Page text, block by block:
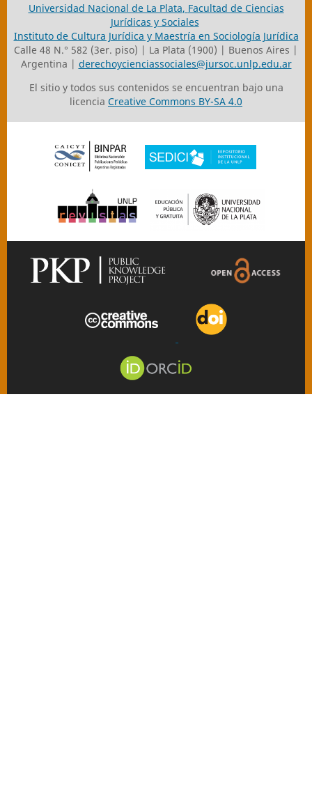
Universidad Nacional de La Plata, Facultad de Ciencias
Jurídicas y Sociales
Instituto de Cultura Jurídica y Maestría en Sociología Jurídica
Calle 48 N.° 582 (3er. piso) | La Plata (1900) | Buenos Aires |
Argentina | derechoycienciassociales@jursoc.unlp.edu.ar
El sitio y todos sus contenidos se encuentran bajo una
licencia Creative Commons BY-SA 4.0